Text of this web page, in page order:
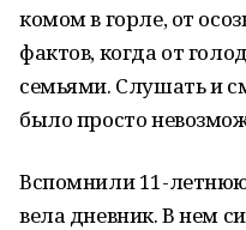
комом в горле, от
фактов, когда от
семьями. Слушать и
было просто
Вспомнили 11-
вела дневник. В нем